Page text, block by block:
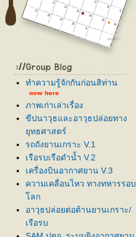
ทำความรู้จักกันก่อนสิท่าน
ภาพเก่าเล่าเรื่อง
ขีปนาวุธและอาวุธปล่อยทาง
ุทธศาสตร์
รถถังยานเกราะ V.1
เรือรบเรือดำน้ำ V.2
เครื่องบินอากาศยาน V.3
ความเคลื่อนไหว ทางทหารรอบ
ลก
อาวุธปล่อยต่อต้านยานเกราะ/
เรือรบ